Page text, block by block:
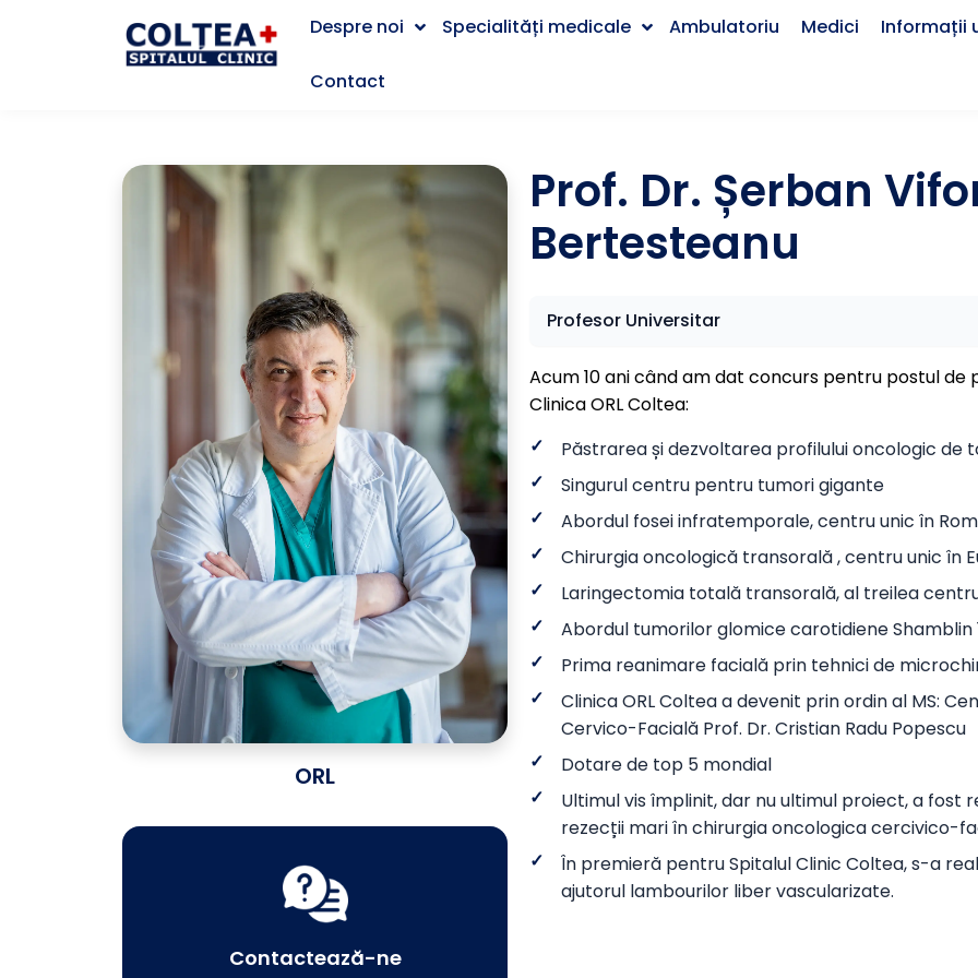
Despre noi Specialități medicale Ambulatoriu Medici Informații
Contact
ORL
Contactează-ne
Prof. Dr. Șerban
Bertesteanu
Profesor Universitar
Acum 10 ani când am dat concurs pentru postul
Clinica ORL Coltea:
Păstrarea și dezvoltarea profilului oncologic de
Singurul centru pentru tumori gigante
Abordul fosei infratemporale, centru unic în
Chirurgia oncologică transorală , centru unic în
Laringectomia totală transorală, al treilea
Abordul tumorilor glomice carotidiene Shamblin
Prima reanimare facială prin tehnici de
Clinica ORL Coltea a devenit prin ordin al MS:
Cervico-Facială Prof. Dr. Cristian Radu Popescu
Dotare de top 5 mondial
Ultimul vis împlinit, dar nu ultimul proiect, a
rezecții mari în chirurgia oncologica cercivico-
În premieră pentru Spitalul Clinic Coltea, s-a
ajutorul lambourilor liber vascularizate.